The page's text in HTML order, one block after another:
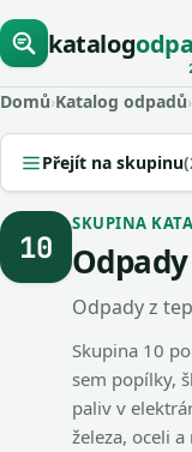
katalog
Domů›Katalog odpadů›
Přejít na skupinu
10
SKUPINA
Odpady z
Skupina 10
sem popílky,
paliv v
železa, oceli